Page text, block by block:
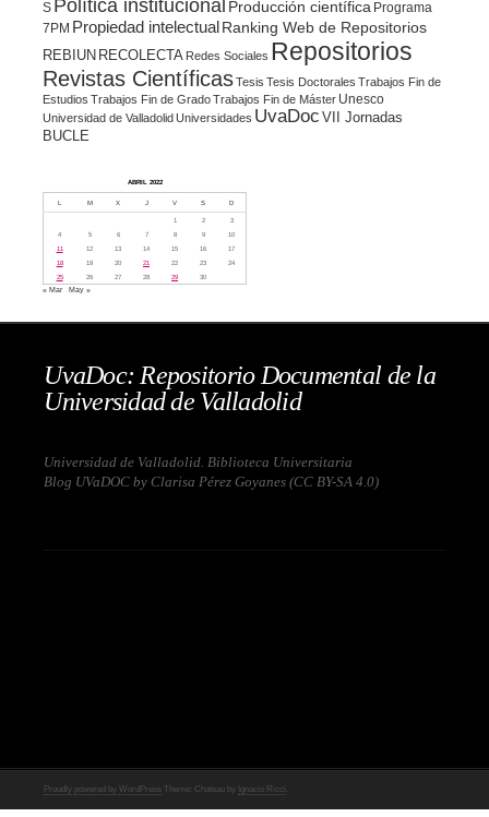
S Política institucional Producción científica Programa
7PM Propiedad intelectualRanking Web de Repositorios
REBIUN RECOLECTA Redes Sociales Repositorios
Revistas CientíficasTesis Tesis Doctorales Trabajos Fin de
Estudios Trabajos Fin de GradoTrabajos Fin de Máster Unesco
Universidad de ValladolidUniversidades UvaDoc VII Jornadas
BUCLE
ABRIL 2022
L M X J V S D
1 2
3
4
5 6 7 8 9
10
11
12 13 14 15 16
17
18
19 20 21 22 23
24
25
26 27 28 29 30
« Mar May »
UvaDoc: Repositorio Documental de la
Universidad de Valladolid
Universidad de Valladolid. Biblioteca Universitaria
Blog UVaDOC by Clarisa Pérez Goyanes (CC BY-SA 4.0)
Proudly powered by WordPress Theme: Chateau by Ignacio Ricci